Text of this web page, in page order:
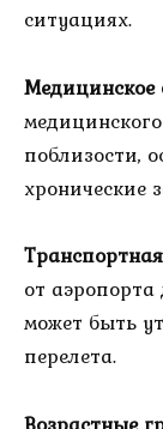
ситуациях.
Медицинское
поблизости,
хронические
от
может быть
перелета.